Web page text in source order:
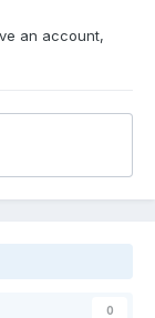
an account,
0